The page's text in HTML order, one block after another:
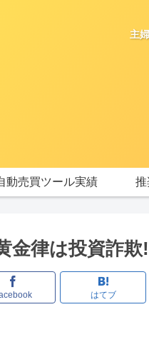
主
動売買ツール実績 推
金律は投資詐
はてブ